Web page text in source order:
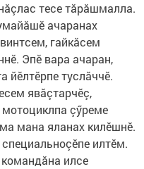
тесе тăрăшмалла.
ачаранах
гайкăсем
Эпӗ вара ачаран,
йӗлтӗрпе туслăччӗ.
явăçтарчӗç,
çӳреме
мана яланах килӗшнӗ.
специальноçӗпе илтӗм.
илсе